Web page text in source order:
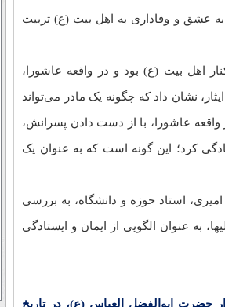
به عشق و وفاداری به اهل بیت (ع) تربیت
اهل بیت (ع) بود و در واقعه عاشورا،
نشان داد که چگونه یک مادر می‌تواند
عاشورا، با از دست دادن پسرانش،
کرد؛ این گونه است که به عنوان یک
استاد حوزه و دانشگاه، به بررسی
به عنوان الگویی از ایمان و ایستادگی
حضرت ابوالفضل العباس (ع)، در تاریخ